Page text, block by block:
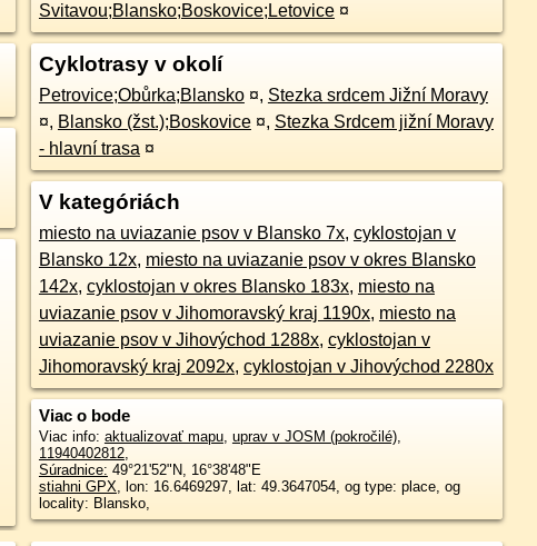
Svitavou;Blansko;Boskovice;Letovice ¤
Cyklotrasy v okolí
Petrovice;Obůrka;Blansko ¤, Stezka srdcem Jižní Moravy
¤, Blansko (žst.);Boskovice ¤, Stezka Srdcem jižní Moravy
- hlavní trasa ¤
V kategóriách
miesto na uviazanie psov v Blansko 7x, cyklostojan v
Blansko 12x, miesto na uviazanie psov v okres Blansko
142x, cyklostojan v okres Blansko 183x, miesto na
uviazanie psov v Jihomoravský kraj 1190x, miesto na
uviazanie psov v Jihovýchod 1288x, cyklostojan v
Jihomoravský kraj 2092x, cyklostojan v Jihovýchod 2280x
Viac o bode
Viac info: aktualizovať mapu, uprav v JOSM (pokročilé),
11940402812,
Súradnice: 49°21'52"N, 16°38'48"E
stiahni GPX, lon: 16.6469297, lat: 49.3647054, og type: place, og
locality: Blansko,